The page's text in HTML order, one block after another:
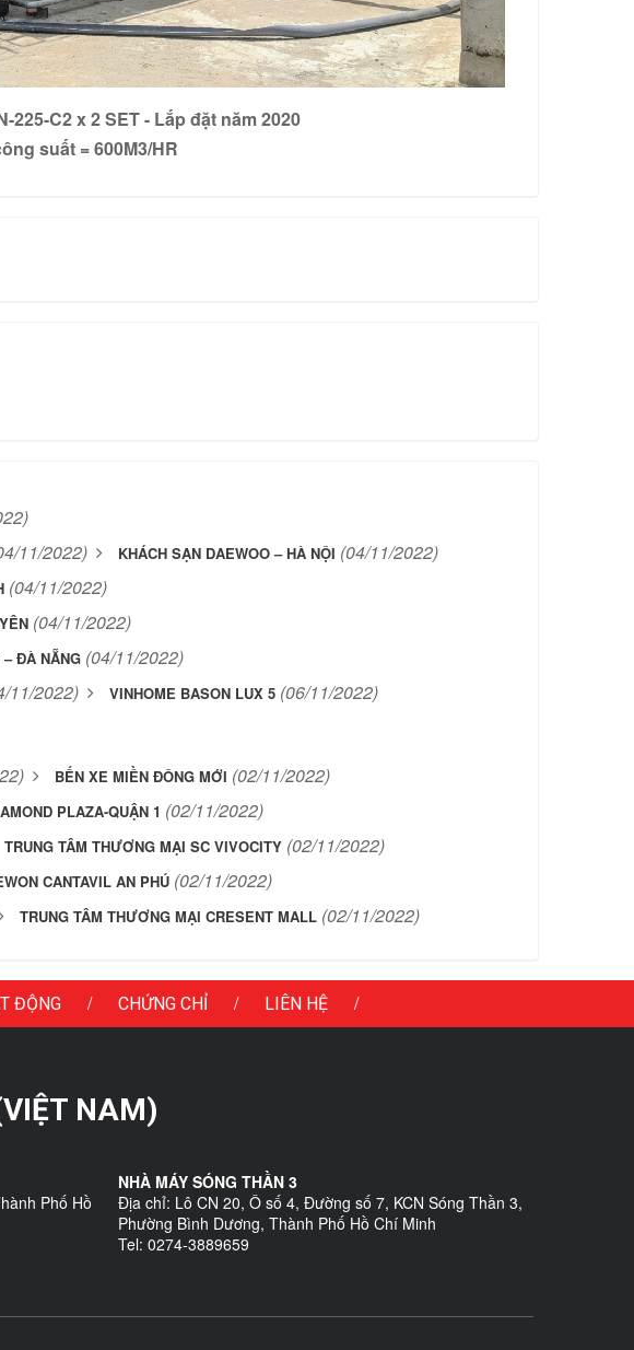
C2 x 2 SET - Lắp đặt năm 2020
suất = 600M3/HR
11/2022) KHÁCH SẠN DAEWOO – HÀ NỘI (04/11/2022)
(04/11/2022)
(04/11/2022)
– ĐÀ NẴNG (04/11/2022)
11/2022) VINHOME BASON LUX 5 (06/11/2022)
BẾN XE MIỀN ĐÔNG MỚI (02/11/2022)
PLAZA-QUẬN 1 (02/11/2022)
TRUNG TÂM THƯƠNG MẠI SC VIVOCITY (02/11/2022)
CANTAVIL AN PHÚ (02/11/2022)
TRUNG TÂM THƯƠNG MẠI CRESENT MALL (02/11/2022)
ĐỘNG / CHỨNG CHỈ / LIÊN HỆ /
NAM)
Phố Hồ
NHÀ MÁY SÓNG THẦN 3
Địa chỉ: Lô CN 20, Ô số 4, Đường số 7, KCN Sóng Thần 3,
Phường Bình Dương, Thành Phố Hồ Chí Minh
Tel: 0274-3889659